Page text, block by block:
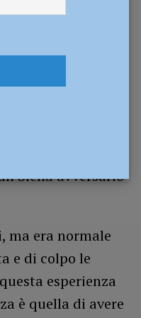
Siena avversario
ma era normale
e di colpo le
esperienza
è quella di avere